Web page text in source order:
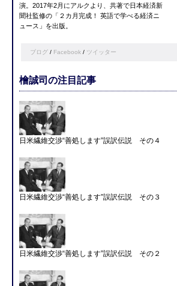
演。2017年2月にアルクより、共著で日本経済新
聞社監修の「２カ月完成！ 英語で学べる経済ニ
ュース」を出版。
ブログ / Facebook / ツイッター
檜誠司の注目記事
日米繊維交渉“善処します”誤訳伝説 その４
日米繊維交渉“善処します”誤訳伝説 その３
日米繊維交渉“善処します”誤訳伝説 その２